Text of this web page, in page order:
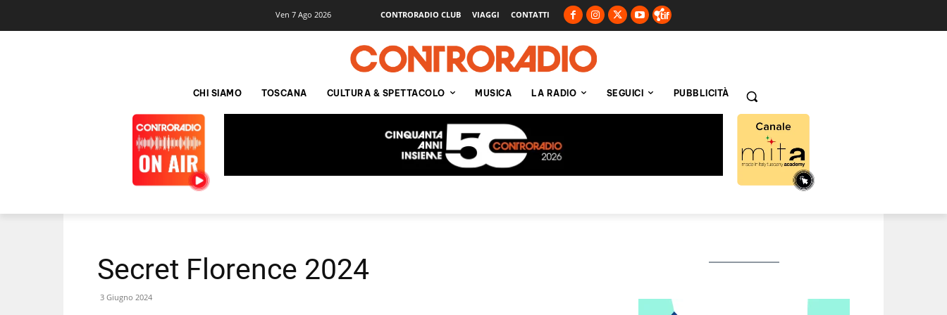
Ven 7 Ago 2026 CONTRORADIO CLUB VIAGGI CONTATTI
CHI SIAMO TOSCANA CULTURA & SPETTACOLO MUSICA LA RADIO SEGUICI PUBBLICITÀ
Secret Florence 2024
3 Giugno 2024